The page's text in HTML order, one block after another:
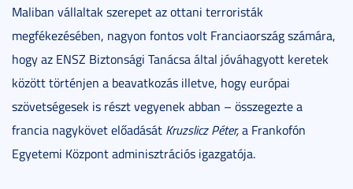
Maliban vállaltak szerepet az ottani terroristák
megfékezésében, nagyon fontos volt Franciaország számára,
hogy az ENSZ Biztonsági Tanácsa által jóváhagyott keretek
között történjen a beavatkozás illetve, hogy európai
szövetségesek is részt vegyenek abban – összegezte a
francia nagykövet előadását Kruzslicz Péter,a Frankofón
Egyetemi Központ adminisztrációs igazgatója.